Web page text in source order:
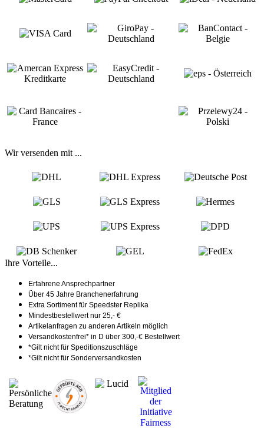
Wir versenden mit ...
Ihre Vorteile...
Erfahrene Ansprechpartner
Über 45 Jahre Branchenerfahrung
Extra Sortiment für Speedster Replika
Mindestbestellwert nur 25,- €
Artikelanfragen zu anderen Artikeln möglich
Versandkostenfrei* in D über 300,-€ Bestellwert
*Gilt nicht für Speditionszuschläge
*Gilt nicht für Sonderversandkosten